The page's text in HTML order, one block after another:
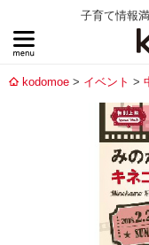
子育て情報
kodomoe イベント